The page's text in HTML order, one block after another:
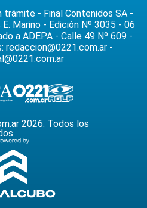
trámite - Final Contenidos SA -
Marino - Edición Nº 3035 - 06
a ADEPA - Calle 49 Nº 609 -
redaccion@0221.com.ar -
2026. Todos los